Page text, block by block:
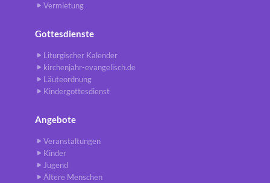
Vermietung
Gottesdienste
Liturgischer Kalender
kirchenjahr-evangelisch.de
Läuteordnung
Kindergottesdienst
Angebote
Veranstaltungen
Kinder
Jugend
Ältere Menschen